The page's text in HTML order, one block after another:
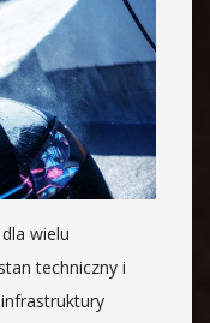
wielu
techniczny i